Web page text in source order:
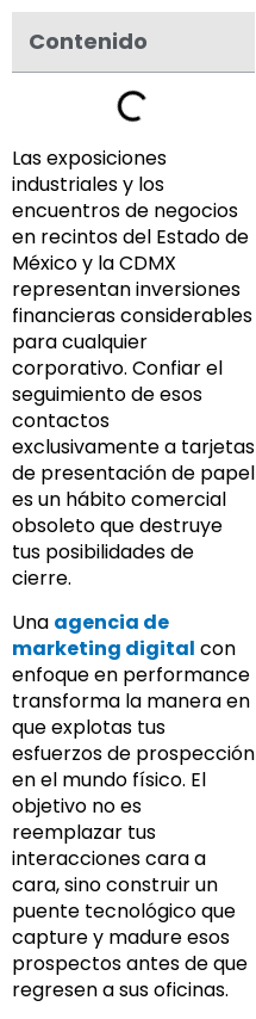
Contenido
Las exposiciones
industriales y los
encuentros de negocios
en recintos del Estado de
México y la CDMX
representan inversiones
financieras considerables
para cualquier
corporativo. Confiar el
seguimiento de esos
contactos
exclusivamente a tarjetas
de presentación de papel
es un hábito comercial
obsoleto que destruye
tus posibilidades de
cierre.
Una agencia de
marketing digital con
enfoque en performance
transforma la manera en
que explotas tus
esfuerzos de prospección
en el mundo físico. El
objetivo no es
reemplazar tus
interacciones cara a
cara, sino construir un
puente tecnológico que
capture y madure esos
prospectos antes de que
regresen a sus oficinas.